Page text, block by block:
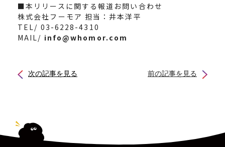
■本リリースに関する報道お問い合わせ
株式会社フーモア 担当：井本洋平
TEL/ 03-6228-4310
MAIL/ info@whomor.com
前の記事を見る
次の記事を見る